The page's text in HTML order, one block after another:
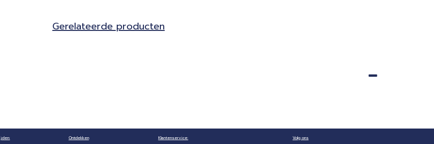
Gerela​teerde producten​
Ontdekken Klantenservice: Volg ons